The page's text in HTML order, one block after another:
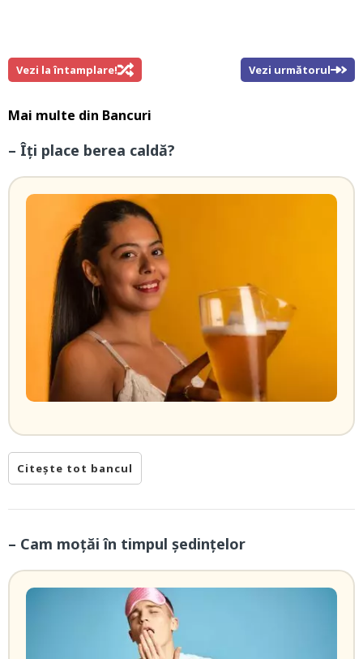
Vezi la întamplare! Vezi următorul
Mai multe din Bancuri
– Îţi place berea caldă?
Citește tot bancul
– Cam moţăi în timpul şedinţelor